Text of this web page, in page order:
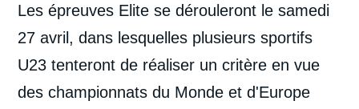
Les épreuves Elite se dérouleront le samedi
27 avril, dans lesquelles plusieurs sportifs
U23 tenteront de réaliser un critère en vue
des championnats du Monde et d'Europe